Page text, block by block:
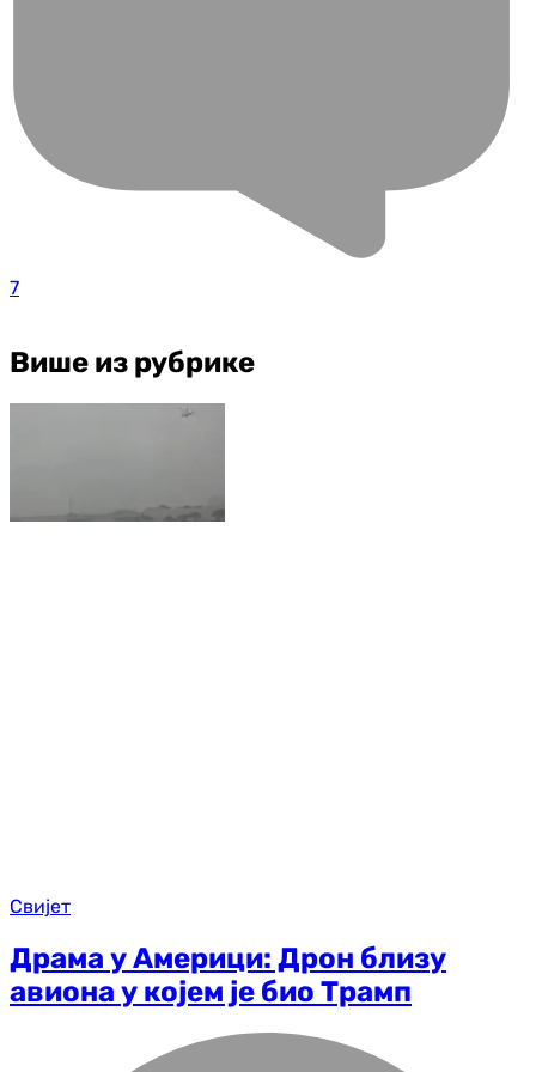
7
Више из рубрике
Свијет
Драма у Америци: Дрон близу
авиона у којем је био Трамп